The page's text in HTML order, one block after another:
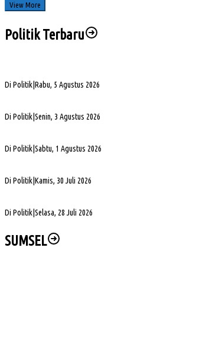
View More
Politik Terbaru
Di Politik Rabu, 5 Agustus 2026
Di Politik Senin, 3 Agustus 2026
Di Politik Sabtu, 1 Agustus 2026
Di Politik Kamis, 30 Juli 2026
Di Politik Selasa, 28 Juli 2026
SUMSEL